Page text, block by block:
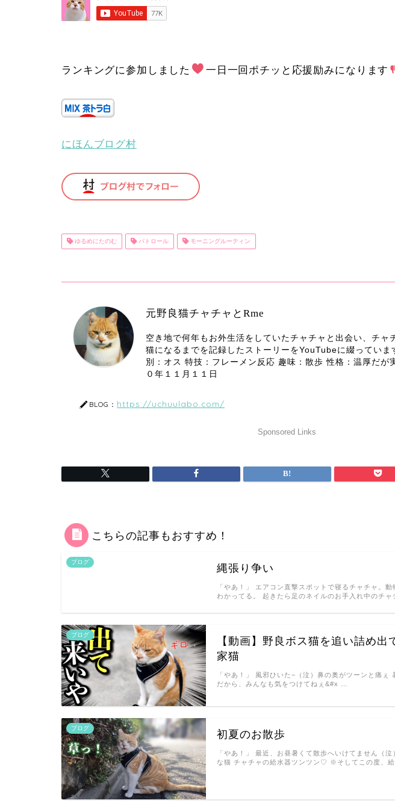
ランキングに参加しました 一日一回ポチッと応援励みになります
にほんブログ村
ゆるめにたのむ パトロール モーニングルーティン
元野良猫チャチャとRme
空き地で何年もお外生活をしていたチャチャと出会い、チャ
猫になるまでを記録したストーリーをYouTubeに綴っていま
別：オス 特技：フレーメン反応 趣味：散歩 性格：温厚だが
０年１１月１１日
BLOG： https://uchuulabo.com/
Sponsored Links
こちらの記事もおすすめ！
ブログ
縄張り争い
「やあ！」 エアコン直撃スポットで寝るチャチャ。
わかってる。 起きたら足のネイルのお手入れ中のチ
ブログ
【動画】野良ボス猫を追い詰め出
家猫
「やあ！」 風邪ひいた−（泣）鼻の奥がツーンと痛ぇ
だから、みんなも気をつけてねぇ&#x …
ブログ
初夏のお散歩
「やあ！」 最近、お昼暑くて散歩へいけてません（
な猫 チャチャの給水器ツンツン♡ ※そしてこの度、